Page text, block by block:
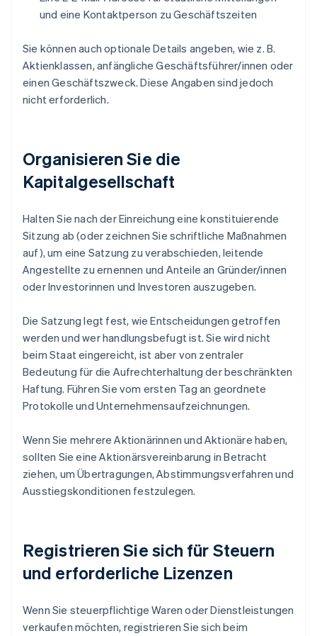
und eine Kontaktperson zu Geschäftszeiten
Sie können auch optionale Details angeben, wie z. B.
Aktienklassen, anfängliche Geschäftsführer/innen oder
einen Geschäftszweck. Diese Angaben sind jedoch
nicht erforderlich.
Organisieren Sie die
Kapitalgesellschaft
Halten Sie nach der Einreichung eine konstituierende
Sitzung ab (oder zeichnen Sie schriftliche Maßnahmen
auf), um eine Satzung zu verabschieden, leitende
Angestellte zu ernennen und Anteile an Gründer/innen
oder Investorinnen und Investoren auszugeben.
Die Satzung legt fest, wie Entscheidungen getroffen
werden und wer handlungsbefugt ist. Sie wird nicht
beim Staat eingereicht, ist aber von zentraler
Bedeutung für die Aufrechterhaltung der beschränkten
Haftung. Führen Sie vom ersten Tag an geordnete
Protokolle und Unternehmensaufzeichnungen.
Wenn Sie mehrere Aktionärinnen und Aktionäre haben,
sollten Sie eine Aktionärsvereinbarung in Betracht
ziehen, um Übertragungen, Abstimmungsverfahren und
Ausstiegskonditionen festzulegen.
Registrieren Sie sich für Steuern
und erforderliche Lizenzen
Wenn Sie steuerpflichtige Waren oder Dienstleistungen
verkaufen möchten, registrieren Sie sich beim